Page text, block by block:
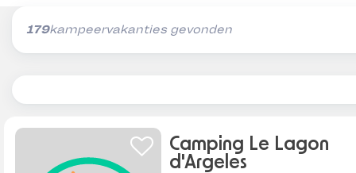
179kampeervakanties gevonden
Camping Le Lagon
d'Argeles